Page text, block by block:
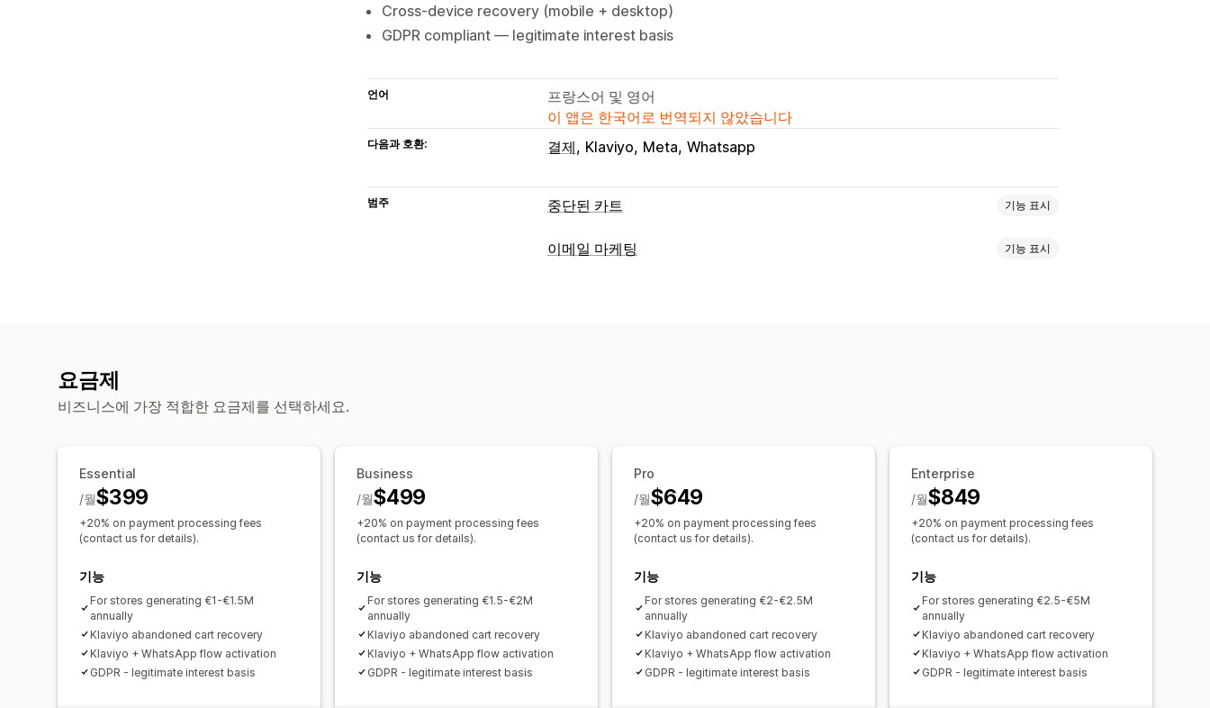
Cross-device recovery (mobile + desktop)
GDPR compliant — legitimate interest basis
언어
프랑스어 및 영어
이 앱은 한국어로 번역되지 않았습니다
다음과 호환: 결제 Klaviyo Meta Whatsapp
범주 중단된 카트 기능 표시
카트 복구
이메일 마케팅 기능 표시
요금제
비즈니스에 가장 적합한 요금제를 선택하세요.
Essential
$399
/월
+20% on payment processing fees
(contact us for details).
기능
For stores generating €1-€1.5M
annually
Klaviyo abandoned cart recovery
Klaviyo + WhatsApp flow activation
GDPR - legitimate interest basis
Business
$499
/월
+20% on payment processing fees
(contact us for details).
기능
For stores generating €1.5-€2M
annually
Klaviyo abandoned cart recovery
Klaviyo + WhatsApp flow activation
GDPR - legitimate interest basis
Pro
$649
/월
+20% on payment processing fees
(contact us for details).
기능
For stores generating €2-€2.5M
annually
Klaviyo abandoned cart recovery
Klaviyo + WhatsApp flow activation
GDPR - legitimate interest basis
Enterprise
$849
/월
+20% on payment processing fees
(contact us for details).
기능
For stores generating €2.5-€5M
annually
Klaviyo abandoned cart recovery
Klaviyo + WhatsApp flow activation
GDPR - legitimate interest basis